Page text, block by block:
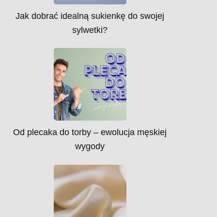
Jak dobrać idealną sukienkę do swojej
sylwetki?
Od plecaka do torby – ewolucja męskiej
wygody